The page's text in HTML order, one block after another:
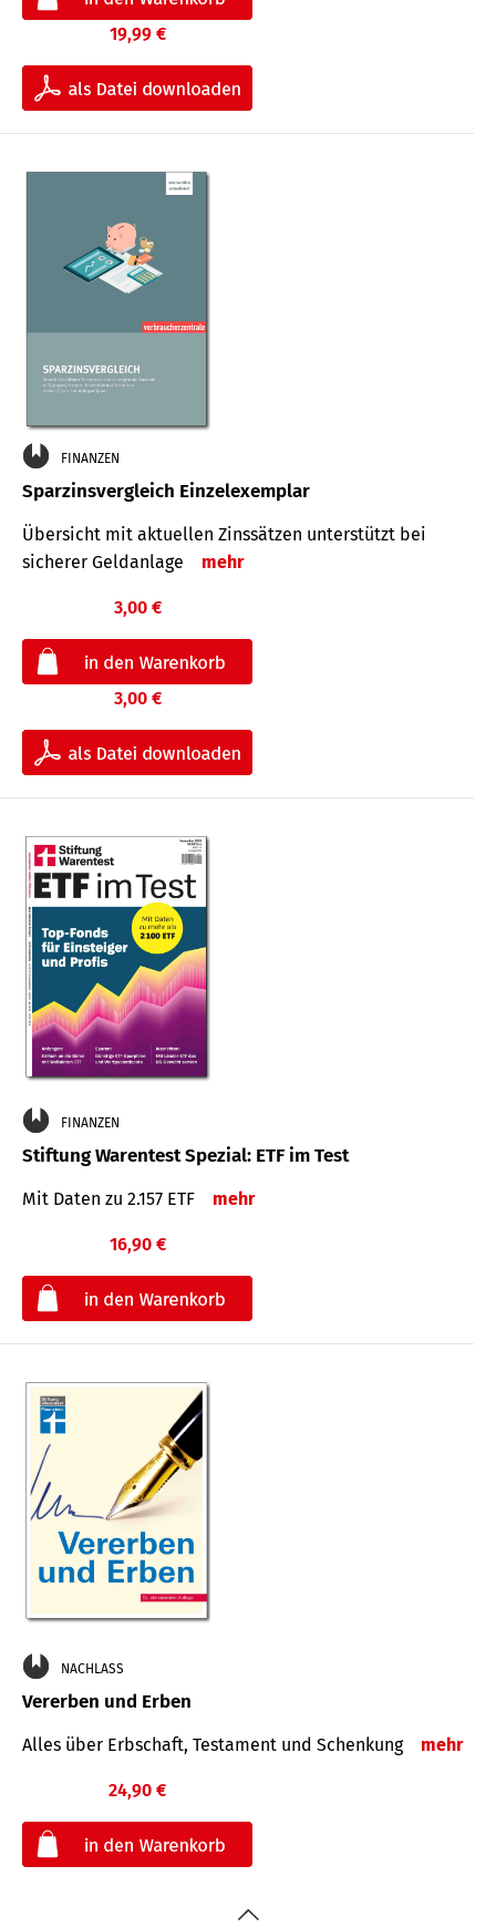
19,99 €
FINANZEN
Sparzinsvergleich Einzelexemplar
Übersicht mit aktuellen Zinssätzen unterstützt bei
sicherer Geldanlage
mehr
3,00 €
3,00 €
FINANZEN
Stiftung Warentest Spezial: ETF im Test
Mit Daten zu 2.157 ETF mehr
16,90 €
NACHLASS
Vererben und Erben
Alles über Erbschaft, Testament und Schenkung mehr
24,90 €